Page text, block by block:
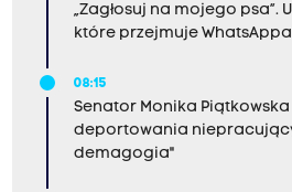
„Zagłosuj na mojego psa”.
które przejmuje WhatsAppa
08:15
Senator Monika Piątkowska
deportowania
demagogia"